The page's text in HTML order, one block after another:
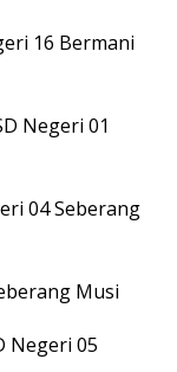
16 Bermani
Negeri 01
04 Seberang
Musi
Negeri 05